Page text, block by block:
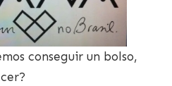
conseguir un bolso,